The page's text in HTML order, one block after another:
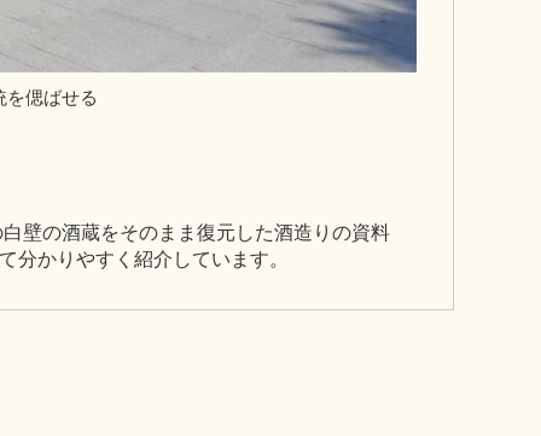
を偲ばせる
壁の酒蔵をそのまま復元した酒造りの資料
分かりやすく紹介しています。